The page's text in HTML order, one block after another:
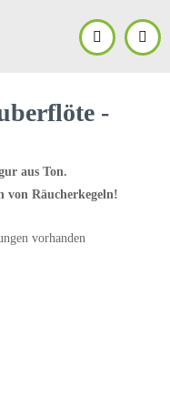
-
aus Ton.
von Räucherkegeln!